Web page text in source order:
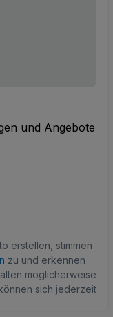
und Angebote
erstellen, stimmen
zu und erkennen
möglicherweise
sich jederzeit